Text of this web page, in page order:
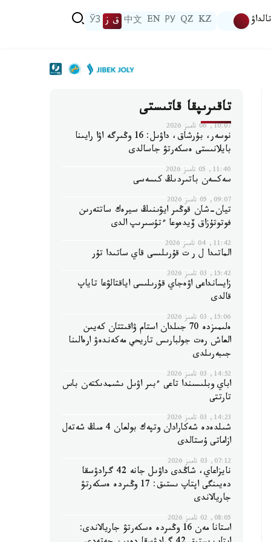
تالداۋ KZ
QZ
РУ
EN
中文 ق ز ЎЗ
تاقىرىپقا قاتىستى
10:07, 06 تامىز 2026
نوسەر، بۇرشاق، داۋىل: 16 وڭىرگە اۋا رايىنا
بايلانىستى ەسكەرتۋ جاسالدى
11:40, 05 تامىز 2026
سەكسەن باتىردىڭ كىسەسى
09:07, 05 تامىز 2026
تيان-شان قوڭىر ايۋىنىڭ سيرەك ساتتەرىن
فوتوتۇزاق ۆيدەوعا ءتۇسىرىپ الدى
11:42, 04 تامىز 2026
الماتىدا ل ر ت قۇرىلىسى قاي ساتىدا تۇر
15:42, 03 تامىز 2026
زايسانداعى اۋەجاي قۇرىلىسى اياقتالۋعا تاياپ
قالدى
15:06, 03 تامىز 2026
ەلىمىزدە 70 جىلدان استام ۋاقىتتان كەيىن
العاش رەت جولبارىس تاريحي مەكەندەۋ ارەالىنا
جىبەرىلدى
14:52, 03 تامىز 2026
اباي وبلىسىندا تاعى ءبىر اۋىل ىشىمدىكتەن باس
تارتتى
14:23, 03 تامىز 2026
شىلدەدە شەكارادان وتپەك بولعان 4 مىڭ شەتەل
ازاماتى ۇستالدى
07:12, 03 تامىز 2026
نايزاعاي، شاڭدى داۋىل جانە 42 گرادۋسقا
دەيىنگى اپتاپ ىستىق: 17 وڭىردە ەسكەرتۋ
جاريالاندى
08:05, 02 تامىز 2026
استانا مەن 16 وڭىردە ەسكەرتۋ جاريالاندى: